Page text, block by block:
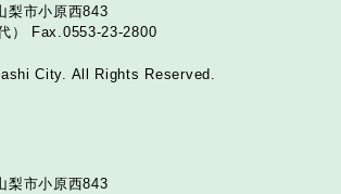
梨市小原西843
）
Fax.0553-23-2800
City. All Rights Reserved.
梨市小原西843